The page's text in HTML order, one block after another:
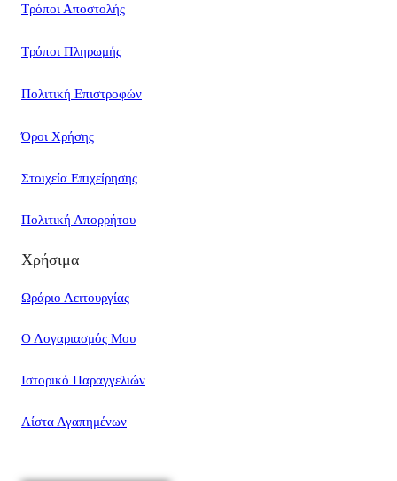
Τρόποι Αποστολής
Τρόποι Πληρωμής
Πολιτική Επιστροφών
Όροι Χρήσης
Στοιχεία Επιχείρησης
Πολιτική Απορρήτου
Χρήσιμα
Ωράριο Λειτουργίας
Ο Λογαριασμός Μου
Ιστορικό Παραγγελιών
Λίστα Αγαπημένων